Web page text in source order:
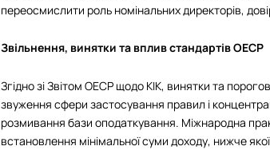
переосмислити роль номінальних директорів,
Звільнення, винятки та вплив стандартів ОЕСР
Згідно зі Звітом ОЕСР щодо КІК, винятки та
звуження сфери застосування правил і
розмивання бази оподаткування. Міжнародна
встановлення мінімальної суми доходу, нижче